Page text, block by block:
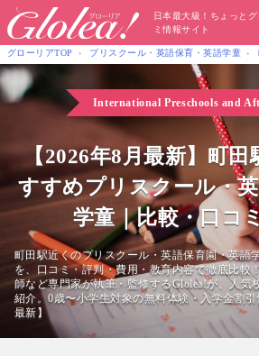
日本最大級！ちょっと
ミ情報サイト
グローリアTOP プリスクール・英語保育・英語学童
International Preschools and
【2026年8月最新】町田
すすめプリスクール・
学童｜比較・口コ
町田駅近くのプリスクール・英語保育園・英語
を、口コミ・評判・費用・教育内容で徹底比較
師など専門家が執筆・監修するGlolea!が、人気
紹介。0歳〜小学生対象の無料体験・入学金割引
最新】